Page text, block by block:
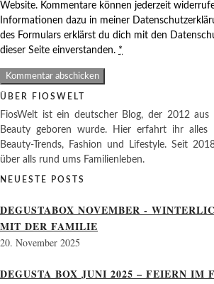
Website. Kommentare können jederzeit
Informationen dazu in meiner
des Formulars erklärst du dich mit den
dieser Seite einverstanden. *
ÜBER FIOSWELT
FiosWelt ist ein deutscher Blog, der 2012 aus
Beauty geboren wurde. Hier erfahrt ihr alles
Beauty-Trends, Fashion und Lifestyle. Seit
über alls rund ums Familienleben.
NEUESTE POSTS
DEGUSTABOX NOVEMBER -
MIT DER FAMILIE
20. November 2025
DEGUSTA BOX JUNI 2025 – FEIERN IM